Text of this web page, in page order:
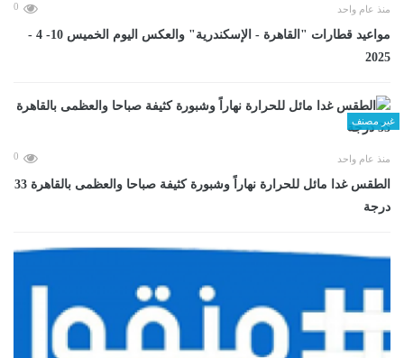
منذ عام واحد 0
مواعيد قطارات "القاهرة - الإسكندرية" والعكس اليوم الخميس 10- 4 -
2025
غير مصنف
منذ عام واحد 0
الطقس غدا مائل للحرارة نهاراً وشبورة كثيفة صباحا والعظمى بالقاهرة 33
درجة